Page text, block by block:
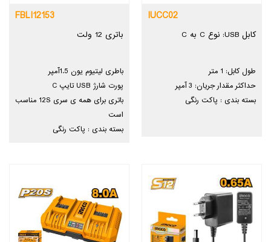
IUCC02
کابل USB: نوع C به C
طول کابل: 1 متر
حداکثر مقدار جریان: 3 آمپر
بسته بندی : پاکت رنگی
FBLI12153
باتری 12 ولت
باطری لیتیوم یون 1.5آمپر
پورت شارژ USB تایپ C
باتری برای همه ی سری 12S مناسب
است
بسته بندی : پاکت رنگی